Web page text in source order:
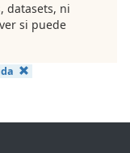
datasets, ni
si puede